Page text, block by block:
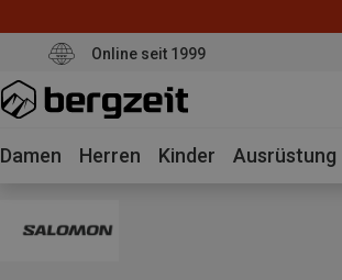
Online seit 1999
Damen Herren Kinder Ausrüstung